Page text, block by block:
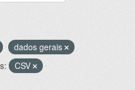
dados gerais
CSV